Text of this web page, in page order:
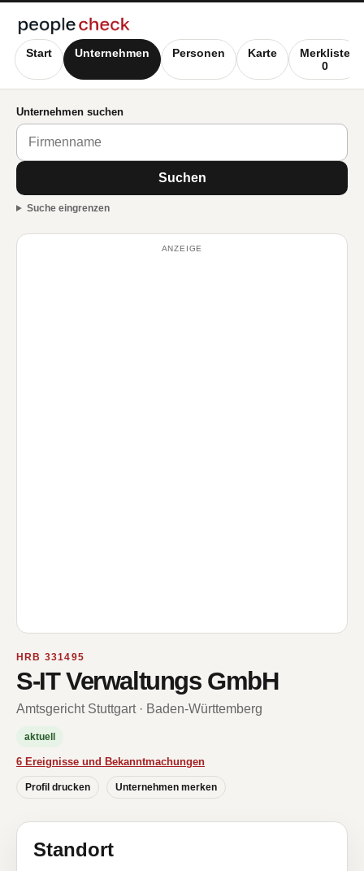
Start Unternehmen Personen Karte
Merkliste
0
Unternehmen suchen
Suchen
Suche eingrenzen
ANZEIGE
HRB 331495
S-IT Verwaltungs GmbH
Amtsgericht Stuttgart · Baden-Württemberg
aktuell
6 Ereignisse und Bekanntmachungen
Profil drucken Unternehmen merken
Standort